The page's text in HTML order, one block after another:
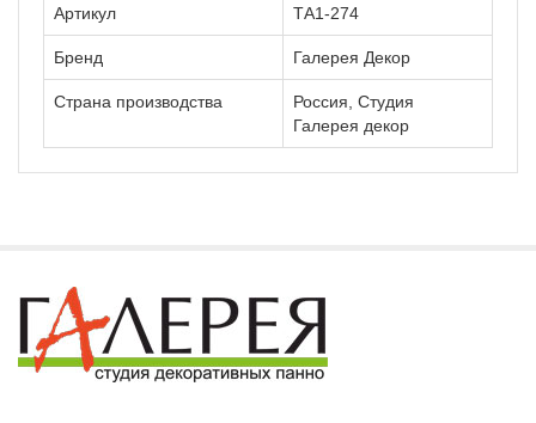
Артикул ТА1-274
Бренд Галерея Декор
Страна производства
Россия, Студия
Галерея декор